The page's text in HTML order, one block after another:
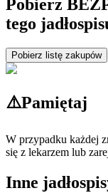
Pobierz
tego
Pobierz listę zakupów
⚠️Pamiętaj
W przypadku każdej
się z lekarzem lub
Inne